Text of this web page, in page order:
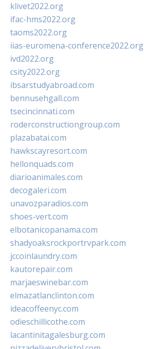
klivet2022.org
ifac-hms2022.org
taoms2022.org
iias-euromena-conference2022.org
ivd2022.org
csity2022.org
ibsarstudyabroad.com
bennusehgall.com
tsecincinnati.com
roderconstructiongroup.com
plazabatai.com
hawkscayresort.com
hellonquads.com
diarioanimales.com
decogaleri.com
unavozparadios.com
shoes-vert.com
elbotanicopanama.com
shadyoaksrockportrvpark.com
jccoinlaundry.com
kautorepair.com
marjaeswinebar.com
elmazatlanclinton.com
ideacoffeenyc.com
odieschillicothe.com
lacantinitagalesburg.com